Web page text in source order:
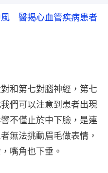
風 醫揭心血管疾病患者
和第七對腦神經，第七
們可以注意到患者出現
不僅止於中下臉，是連
無法挑動眉毛做表情，
嘴角也下垂。